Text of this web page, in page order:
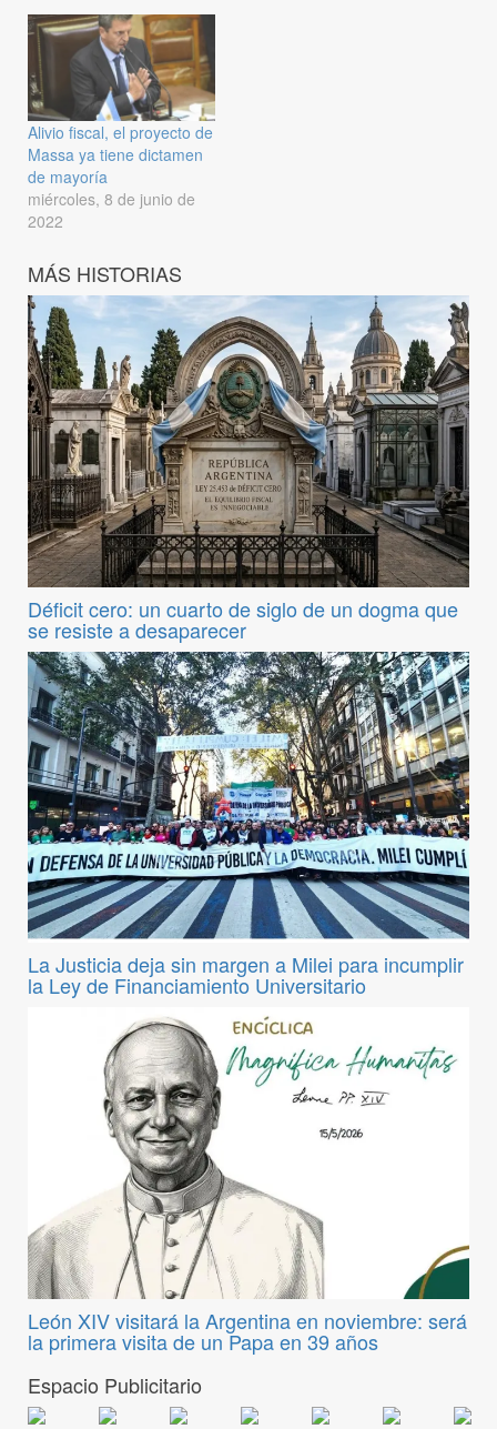
Alivio fiscal, el proyecto de
Massa ya tiene dictamen
de mayoría
miércoles, 8 de junio de
2022
MÁS HISTORIAS
Déficit cero: un cuarto de siglo de un dogma que
se resiste a desaparecer
La Justicia deja sin margen a Milei para incumplir
la Ley de Financiamiento Universitario
León XIV visitará la Argentina en noviembre: será
la primera visita de un Papa en 39 años
Espacio Publicitario